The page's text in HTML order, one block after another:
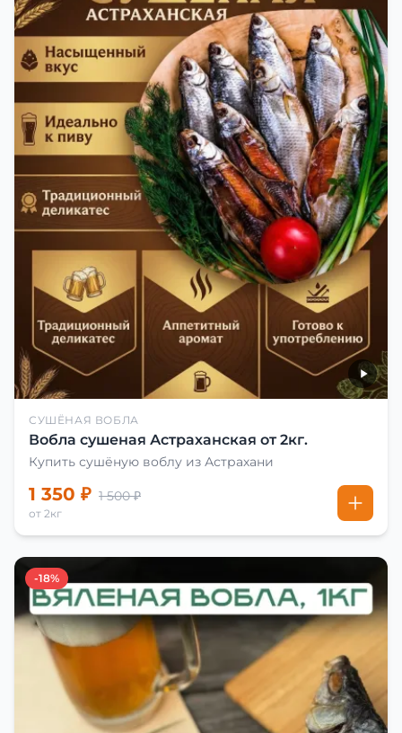
СУШЁНАЯ ВОБЛА
Вобла сушеная Астраханская от 2кг.
Купить сушёную воблу из Астрахани
1 350 ₽ 1 500 ₽
от 2кг
-18%